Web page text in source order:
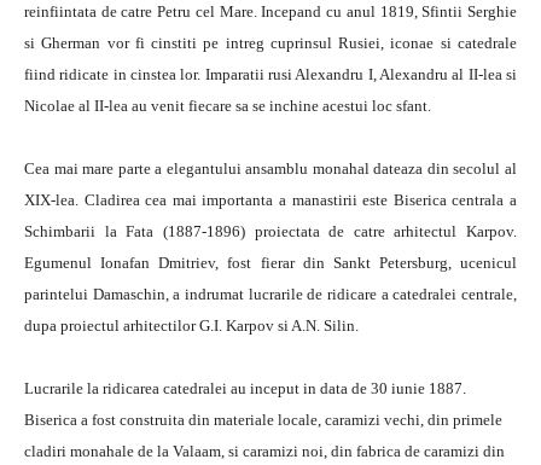
reinfiintata de catre Petru cel Mare. Incepand cu anul 1819, Sfintii Serghie
si Gherman vor fi cinstiti pe intreg cuprinsul Rusiei, iconae si catedrale
fiind ridicate in cinstea lor. Imparatii rusi Alexandru I, Alexandru al II-lea si
Nicolae al II-lea au venit fiecare sa se inchine acestui loc sfant.
Cea mai mare parte a elegantului ansamblu monahal dateaza din secolul al
XIX-lea. Cladirea cea mai importanta a manastirii este Biserica centrala a
Schimbarii la Fata (1887-1896) proiectata de catre arhitectul Karpov.
Egumenul Ionafan Dmitriev, fost fierar din Sankt Petersburg, ucenicul
parintelui Damaschin, a indrumat lucrarile de ridicare a catedralei centrale,
dupa proiectul arhitectilor G.I. Karpov si A.N. Silin.
Lucrarile la ridicarea catedralei au inceput in data de 30 iunie 1887.
Biserica a fost construita din materiale locale, caramizi vechi, din primele
cladiri monahale de la Valaam, si caramizi noi, din fabrica de caramizi din